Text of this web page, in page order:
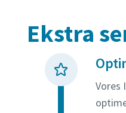
Ekstra
Vores